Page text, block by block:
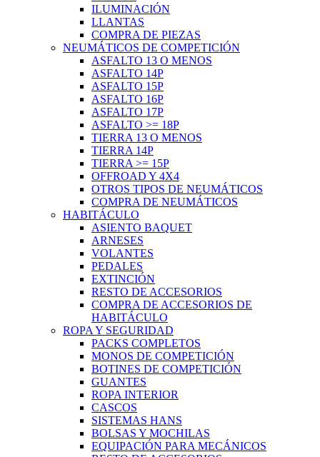
ILUMINACIÓN
LLANTAS
COMPRA DE PIEZAS
NEUMÁTICOS DE COMPETICIÓN
ASFALTO 13 O MENOS
ASFALTO 14P
ASFALTO 15P
ASFALTO 16P
ASFALTO 17P
ASFALTO >= 18P
TIERRA 13 O MENOS
TIERRA 14P
TIERRA >= 15P
OFFROAD Y 4X4
OTROS TIPOS DE NEUMÁTICOS
COMPRA DE NEUMÁTICOS
HABITÁCULO
ASIENTO BAQUET
ARNESES
VOLANTES
PEDALES
EXTINCIÓN
RESTO DE ACCESORIOS
COMPRA DE ACCESORIOS DE
HABITÁCULO
ROPA Y SEGURIDAD
PACKS COMPLETOS
MONOS DE COMPETICIÓN
BOTINES DE COMPETICIÓN
GUANTES
ROPA INTERIOR
CASCOS
SISTEMAS HANS
BOLSAS Y MOCHILAS
EQUIPACIÓN PARA MECÁNICOS